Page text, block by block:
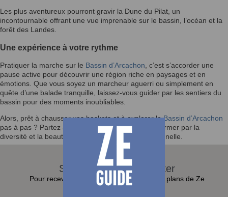
Les plus aventureux pourront gravir la Dune du Pilat, un
incontournable offrant une vue imprenable sur le bassin, l’océan et la
forêt des Landes.
Une expérience à votre rythme
Pratiquer la marche sur le Bassin d’Arcachon , c’est s’accorder une
pause active pour découvrir une région riche en paysages et en
émotions. Que vous soyez un marcheur aguerri ou simplement en
quête d’une balade tranquille, laissez-vous guider par les sentiers du
bassin pour des moments inoubliables.
Alors, prêt à chausser vos baskets et à explorer leBassin d’Arcachon
pas à pas ? Partez à l’aventure et laissez-vous charmer par la
diversité et la beauté de cette destination exceptionnelle.
S'abonner à la Newsletter
Pour recevoir toutes les actualités et bons plans de Ze
Guide dans sa boite e-mail :